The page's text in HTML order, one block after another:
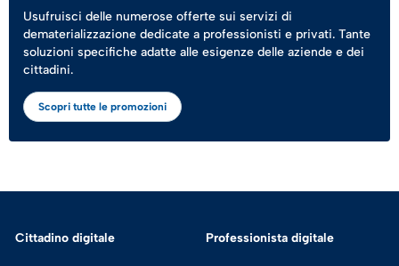
Usufruisci delle numerose offerte sui servizi di
dematerializzazione dedicate a professionisti e privati. Tante
soluzioni specifiche adatte alle esigenze delle aziende e dei
cittadini.
Scopri tutte le promozioni
Cittadino digitale Professionista digitale